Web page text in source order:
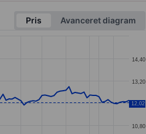
Pris
Avanceret diagram
10,80
12,00
13,20
14,40
12,02